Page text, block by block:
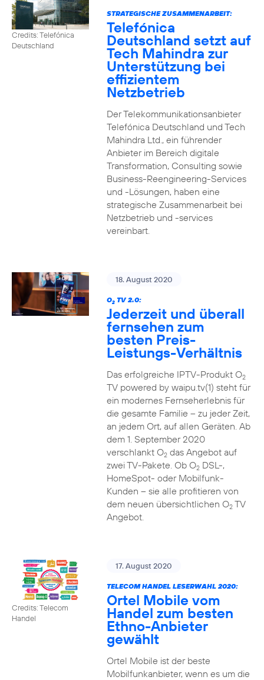
Credits: Telefónica
Deutschland
STRATEGISCHE ZUSAMMENARBEIT:
Telefónica
Deutschland setzt auf
Tech Mahindra zur
Unterstützung bei
effizientem
Netzbetrieb
Der Telekommunikationsanbieter
Telefónica Deutschland und Tech
Mahindra Ltd., ein führender
Anbieter im Bereich digitale
Transformation, Consulting sowie
Business-Reengineering-Services
und -Lösungen, haben eine
strategische Zusammenarbeit bei
Netzbetrieb und -services
vereinbart.
18. August 2020
O2TV 2.0:
Jederzeit und überall
fernsehen zum
besten Preis-
Leistungs-Verhältnis
Das erfolgreiche IPTV-Produkt O2
TV powered by waipu.tv(1) steht für
ein modernes Fernseherlebnis für
die gesamte Familie – zu jeder Zeit,
an jedem Ort, auf allen Geräten. Ab
dem 1. September 2020
verschlankt O2das Angebot auf
zwei TV-Pakete. Ob O2DSL-,
HomeSpot- oder Mobilfunk-
Kunden – sie alle profitieren von
dem neuen übersichtlichen O2TV
Angebot.
Credits: Telecom
Handel
17. August 2020
TELECOM HANDEL LESERWAHL 2020:
Ortel Mobile vom
Handel zum besten
Ethno-Anbieter
gewählt
Ortel Mobile ist der beste
Mobilfunkanbieter, wenn es um die